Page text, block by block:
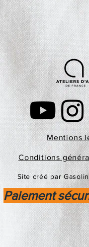
Mentions
Conditions
Site créé par
Paiement